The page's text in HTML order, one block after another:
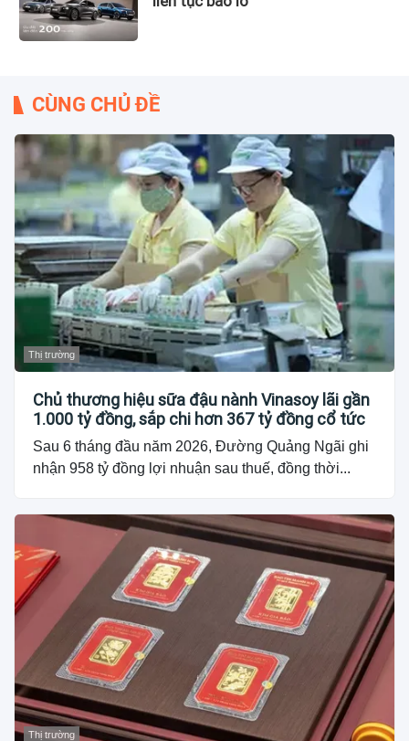
CÙNG CHỦ ĐỀ
Thị trường
Chủ thương hiệu sữa đậu nành Vinasoy lãi gần
1.000 tỷ đồng, sắp chi hơn 367 tỷ đồng cổ tức
Sau 6 tháng đầu năm 2026, Đường Quảng Ngãi ghi
nhận 958 tỷ đồng lợi nhuận sau thuế, đồng thời...
Thị trường